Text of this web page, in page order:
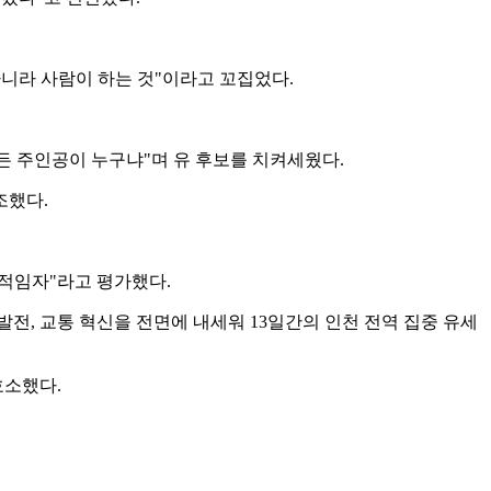
라 사람이 하는 것"이라고 꼬집었다.
주인공이 누구냐"며 유 후보를 치켜세웠다.
했다.
임자"라고 평가했다.
, 교통 혁신을 전면에 내세워 13일간의 인천 전역 집중 유세
했다.